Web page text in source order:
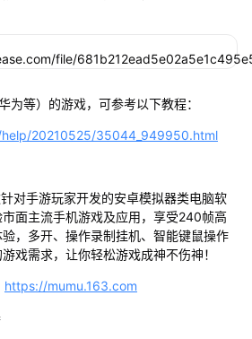
为等）的游戏，可参考以下教程：
20210525/35044_949950.html
对手游玩家开发的安卓模拟器类电脑软
面主流手机游戏及应用，享受240帧高
，多开、操作录制挂机、智能键鼠操作
戏需求，让你轻松游戏成神不伤神！
https://mumu.163.com